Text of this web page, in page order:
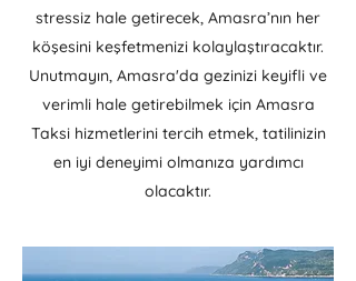
stressiz hale getirecek, Amasra’nın her
köşesini keşfetmenizi kolaylaştıracaktır.
Unutmayın, Amasra'da gezinizi keyifli ve
verimli hale getirebilmek için Amasra
Taksi hizmetlerini tercih etmek, tatilinizin
en iyi deneyimi olmanıza yardımcı
olacaktır.